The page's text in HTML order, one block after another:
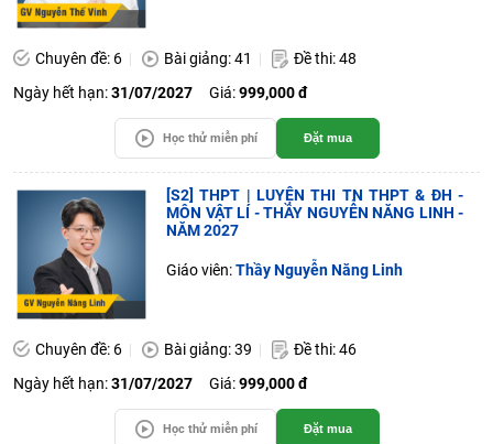
Chuyên đề: 6 Bài giảng: 41
Đề thi: 48
Ngày hết hạn:31/07/2027 Giá:999,000 đ
Học thử miễn phí Đặt mua
[S2] THPT | LUYỆN THI TN THPT & ĐH -
MÔN VẬT LÍ - THẦY NGUYỄN NĂNG LINH -
NĂM 2027
Giáo viên:Thầy Nguyễn Năng Linh
Chuyên đề: 6 Bài giảng: 39
Đề thi: 46
Ngày hết hạn:31/07/2027 Giá:999,000 đ
Học thử miễn phí Đặt mua